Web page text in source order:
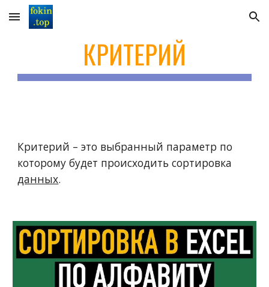
Skip to main content Skip to navigation
КРИТЕРИЙ
Критерий – это выбранный параметр по
которому будет происходить сортировка
данных.